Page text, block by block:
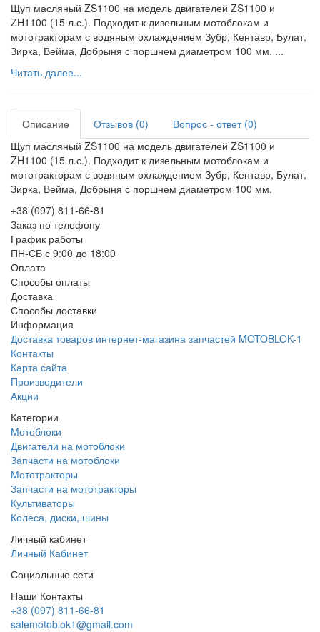
Щуп масляный ZS1100 на модель двигателей ZS1100 и
ZH1100 (15 л.с.). Подходит к дизельным мотоблокам и
мототракторам с водяным охлаждением Зубр, Кентавр, Булат,
Зирка, Вейма, Добрыня с поршнем диаметром 100 мм. ...
Читать далее...
Описание Отзывов (0)
Вопрос - ответ (0)
Щуп масляный ZS1100 на модель двигателей ZS1100 и
ZH1100 (15 л.с.). Подходит к дизельным мотоблокам и
мототракторам с водяным охлаждением Зубр, Кентавр, Булат,
Зирка, Вейма, Добрыня с поршнем диаметром 100 мм.
+38 (097) 811-66-81
Заказ по телефону
График работы
ПН-СБ с 9:00 до 18:00
Оплата
Способы оплаты
Доставка
Способы доставки
Информация
Доставка товаров интернет-магазина запчастей MOTOBLOK-1
Контакты
Карта сайта
Производители
Акции
Категории
Мотоблоки
Двигатели на мотоблоки
Запчасти на мотоблоки
Мототракторы
Запчасти на мототракторы
Культиваторы
Колеса, диски, шины
Личный кабинет
Личный Кабинет
Социальные сети
Наши Контакты
+38 (097) 811-66-81
salemotoblok1@gmail.com